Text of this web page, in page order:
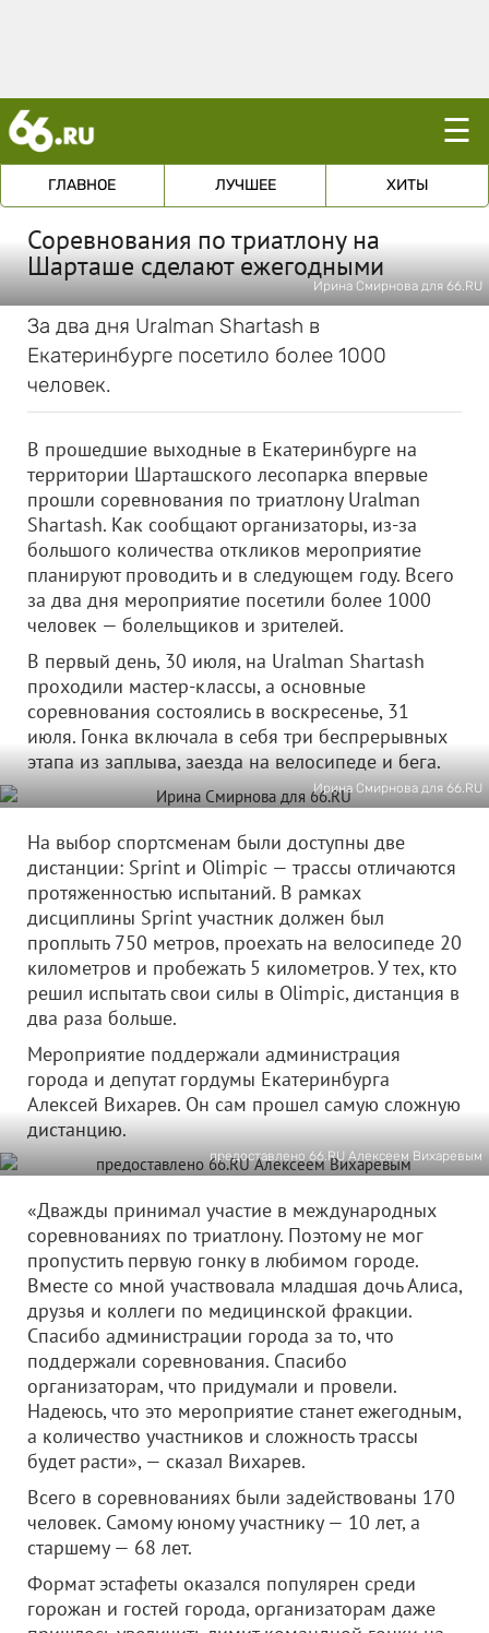
☰
ГЛАВНОЕ ЛУЧШЕЕ ХИТЫ
Соревнования по триатлону на
Шарташе сделают ежегодными
Ирина Смирнова для 66.RU
За два дня Uralman Shartash в
Екатеринбурге посетило более 1000
человек.
В прошедшие выходные в Екатеринбурге на
территории Шарташского лесопарка впервые
прошли соревнования по триатлону Uralman
Shartash. Как сообщают организаторы, из-за
большого количества откликов мероприятие
планируют проводить и в следующем году. Всего
за два дня мероприятие посетили более 1000
человек — болельщиков и зрителей.
В первый день, 30 июля, на Uralman Shartash
проходили мастер-классы, а основные
соревнования состоялись в воскресенье, 31
июля. Гонка включала в себя три беспрерывных
этапа из заплыва, заезда на велосипеде и бега.
Ирина Смирнова для 66.RU
На выбор спортсменам были доступны две
дистанции: Sprint и Olimpic — трассы отличаются
протяженностью испытаний. В рамках
дисциплины Sprint участник должен был
проплыть 750 метров, проехать на велосипеде 20
километров и пробежать 5 километров. У тех, кто
решил испытать свои силы в Olimpic, дистанция в
два раза больше.
Мероприятие поддержали администрация
города и депутат гордумы Екатеринбурга
Алексей Вихарев. Он сам прошел самую сложную
дистанцию.
предоставлено 66.RU Алексеем Вихаревым
«Дважды принимал участие в международных
соревнованиях по триатлону. Поэтому не мог
пропустить первую гонку в любимом городе.
Вместе со мной участвовала младшая дочь Алиса,
друзья и коллеги по медицинской фракции.
Спасибо администрации города за то, что
поддержали соревнования. Спасибо
организаторам, что придумали и провели.
Надеюсь, что это мероприятие станет ежегодным,
а количество участников и сложность трассы
будет расти», — сказал Вихарев.
Всего в соревнованиях были задействованы 170
человек. Самому юному участнику — 10 лет, а
старшему — 68 лет.
Формат эстафеты оказался популярен среди
горожан и гостей города, организаторам даже